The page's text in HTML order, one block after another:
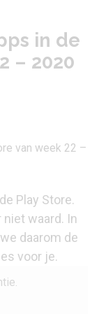
in de
– 2020
Play Store.
waard. In
daarom de
voor je.